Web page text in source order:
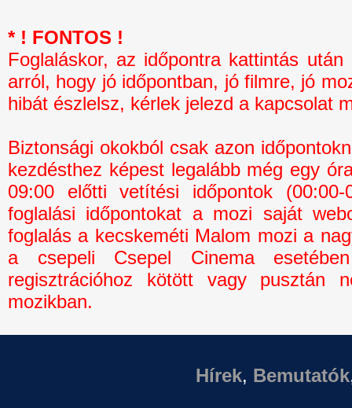
* ! FONTOS !
Foglaláskor, az időpontra kattintás
arról, hogy jó időpontban, jó filmre, jó
hibát észlelsz, kérlek jelezd a kapcsolat
Biztonsági okokból csak azon
kezdésthez képest legalább még egy
09:00 előtti vetítési időpontok
foglalási időpontokat a mozi saját
foglalás a kecskeméti Malom mozi a
a csepeli Csepel Cinema
regisztrációhoz kötött vagy pusztán
mozikban.
Hírek, Bemutatók